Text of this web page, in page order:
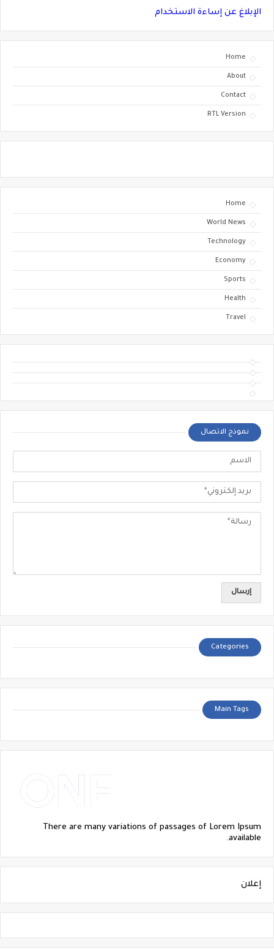
الإبلاغ عن إساءة الاستخدام
Home
About
Contact
RTL Version
Home
World News
Technology
Economy
Sports
Health
Travel
نموذج الاتصال
Categories
Main Tags
There are many variations of passages of Lorem Ipsum
available.
إعلان